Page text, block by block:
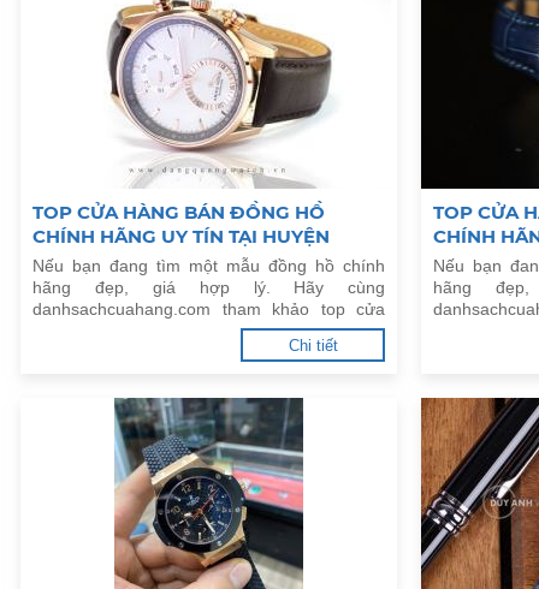
TOP CỬA HÀNG BÁN ĐỒNG HỒ
CHÍNH HÃNG UY TÍN TẠI HUYỆN
THANH OAI, HÀ NỘI
Nếu bạn đang tìm một mẫu đồng hồ chính
hãng đẹp, giá hợp lý. Hãy cùng
danhsachcuahang.com tham khảo top cửa
hàng bán đồng hồ chính hãng uy tín tại
Chi tiết
TOP CỬA
CHÍNH
THẠCH
Nếu bạn
hãng
hàng bán